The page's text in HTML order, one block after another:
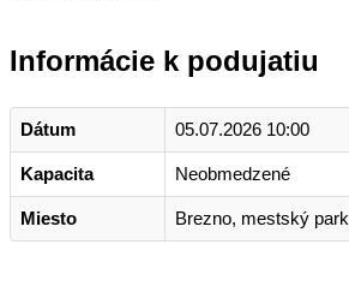
Informácie k podujatiu
Dátum 05.07.2026 10:00
Kapacita Neobmedzené
Miesto Brezno, mestský park